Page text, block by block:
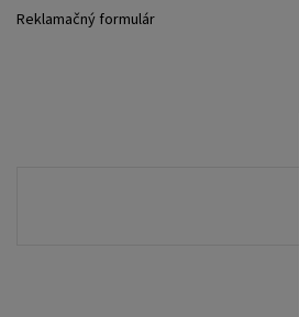
Reklamačný formulár